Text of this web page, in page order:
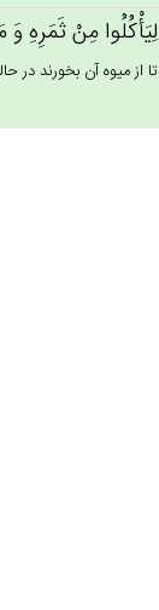
لِيَأْكُلُوا مِنْ‌ ثَمَرِه‌ِ وَ
تا از ميوه آن بخورند در